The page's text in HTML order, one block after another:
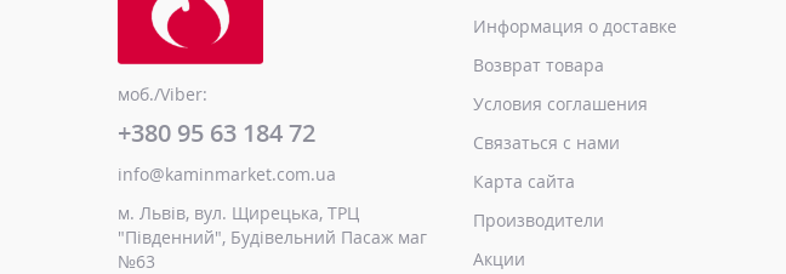
моб./Viber:
+380 95 63 184 72
info@kaminmarket.com.ua
м. Львів, вул. Щирецька, ТРЦ
"Південний", Будівельний Пасаж маг
№63
Информация о доставке
Возврат товара
Условия соглашения
Связаться с нами
Карта сайта
Производители
Акции